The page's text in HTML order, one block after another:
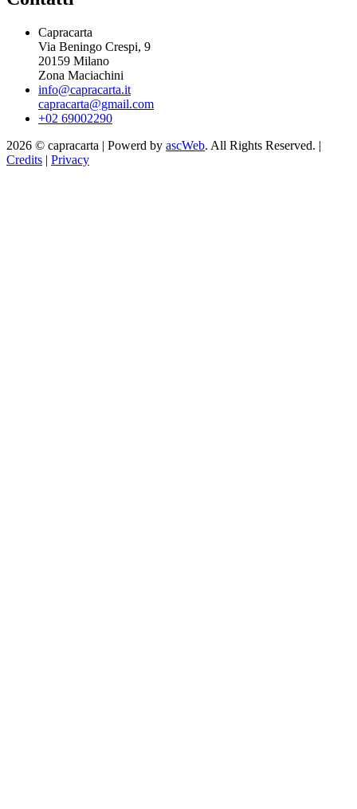
Capracarta
Via Beningo Crespi, 9
20159 Milano
Zona Maciachini
info@capracarta.it
capracarta@gmail.com
+02 69002290
2026 © capracarta | Powerd by ascWeb. All Rights Reserved. |
Credits | Privacy